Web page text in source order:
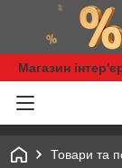
Магазин
Товари та